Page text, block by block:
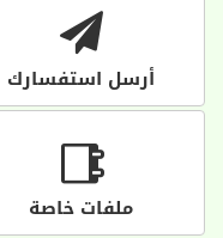
أرسل استفسارك
ملفات خاصة